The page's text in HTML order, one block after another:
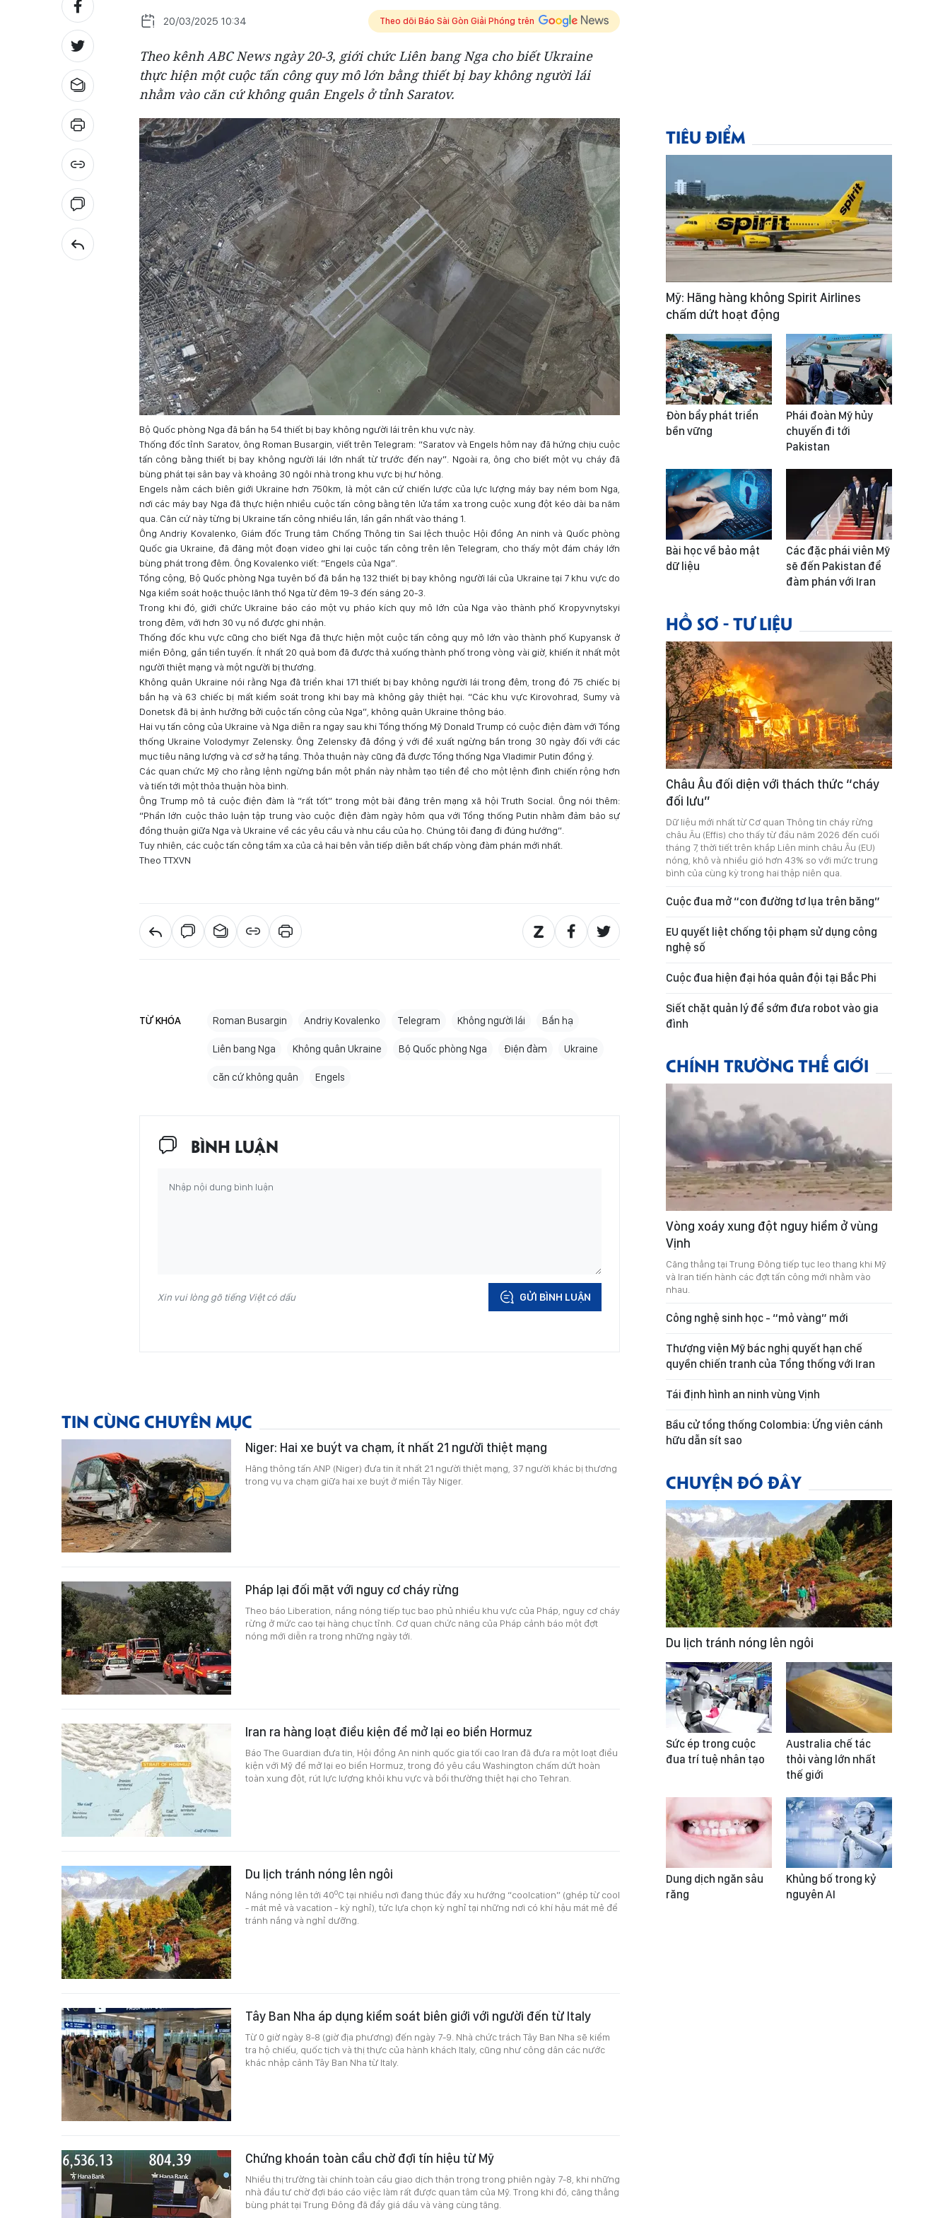
20/03/2025 10:34 Theo dõi Báo Sài Gòn Giải Phóng trên
Theo kênh ABC News ngày 20-3, giới chức Liên bang Nga cho biết Ukraine
thực hiện một cuộc tấn công quy mô lớn bằng thiết bị bay không người lái
nhằm vào căn cứ không quân Engels ở tỉnh Saratov.
Bộ Quốc phòng Nga đã bắn hạ 54 thiết bị bay không người lái trên khu vực này.
Thống đốc tỉnh Saratov, ông Roman Busargin, viết trên Telegram: “Saratov và Engels hôm nay đã hứng chịu cuộc
tấn công bằng thiết bị bay không người lái lớn nhất từ trước đến nay”. Ngoài ra, ông cho biết một vụ cháy đã
bùng phát tại sân bay và khoảng 30 ngôi nhà trong khu vực bị hư hỏng.
Engels nằm cách biên giới Ukraine hơn 750km, là một căn cứ chiến lược của lực lượng máy bay ném bom Nga,
nơi các máy bay Nga đã thực hiện nhiều cuộc tấn công bằng tên lửa tầm xa trong cuộc xung đột kéo dài ba năm
qua. Căn cứ này từng bị Ukraine tấn công nhiều lần, lần gần nhất vào tháng 1.
Ông Andriy Kovalenko, Giám đốc Trung tâm Chống Thông tin Sai lệch thuộc Hội đồng An ninh và Quốc phòng
Quốc gia Ukraine, đã đăng một đoạn video ghi lại cuộc tấn công trên lên Telegram, cho thấy một đám cháy lớn
bùng phát trong đêm. Ông Kovalenko viết: “Engels của Nga”.
Tổng cộng, Bộ Quốc phòng Nga tuyên bố đã bắn hạ 132 thiết bị bay không người lái của Ukraine tại 7 khu vực do
Nga kiểm soát hoặc thuộc lãnh thổ Nga từ đêm 19-3 đến sáng 20-3.
Trong khi đó, giới chức Ukraine báo cáo một vụ pháo kích quy mô lớn của Nga vào thành phố Kropyvnytskyi
trong đêm, với hơn 30 vụ nổ được ghi nhận.
Thống đốc khu vực cũng cho biết Nga đã thực hiện một cuộc tấn công quy mô lớn vào thành phố Kupyansk ở
miền Đông, gần tiền tuyến. Ít nhất 20 quả bom đã được thả xuống thành phố trong vòng vài giờ, khiến ít nhất một
người thiệt mạng và một người bị thương.
Không quân Ukraine nói rằng Nga đã triển khai 171 thiết bị bay không người lái trong đêm, trong đó 75 chiếc bị
bắn hạ và 63 chiếc bị mất kiểm soát trong khi bay mà không gây thiệt hại. “Các khu vực Kirovohrad, Sumy và
Donetsk đã bị ảnh hưởng bởi cuộc tấn công của Nga”, không quân Ukraine thông báo.
Hai vụ tấn công của Ukraine và Nga diễn ra ngay sau khi Tổng thống Mỹ Donald Trump có cuộc điện đàm với Tổng
thống Ukraine Volodymyr Zelensky. Ông Zelensky đã đồng ý với đề xuất ngừng bắn trong 30 ngày đối với các
mục tiêu năng lượng và cơ sở hạ tầng. Thỏa thuận này cũng đã được Tổng thống Nga Vladimir Putin đồng ý.
Các quan chức Mỹ cho rằng lệnh ngừng bắn một phần này nhằm tạo tiền đề cho một lệnh đình chiến rộng hơn
và tiến tới một thỏa thuận hòa bình.
Ông Trump mô tả cuộc điện đàm là “rất tốt” trong một bài đăng trên mạng xã hội Truth Social. Ông nói thêm:
“Phần lớn cuộc thảo luận tập trung vào cuộc điện đàm ngày hôm qua với Tổng thống Putin nhằm đảm bảo sự
đồng thuận giữa Nga và Ukraine về các yêu cầu và nhu cầu của họ. Chúng tôi đang đi đúng hướng”.
Tuy nhiên, các cuộc tấn công tầm xa của cả hai bên vẫn tiếp diễn bất chấp vòng đàm phán mới nhất.
Theo TTXVN
TỪ KHÓA Roman Busargin Andriy Kovalenko Telegram Không người lái Bắn hạ
Liên bang Nga Không quân Ukraine Bộ Quốc phòng Nga Điện đàm Ukraine
căn cứ không quân Engels
BÌNH LUẬN
Xin vui lòng gõ tiếng Việt có dấu GỬI BÌNH LUẬN
TIN CÙNG CHUYÊN MỤC
Niger: Hai xe buýt va chạm, ít nhất 21 người thiệt mạng
Hãng thông tấn ANP (Niger) đưa tin ít nhất 21 người thiệt mạng, 37 người khác bị thương
trong vụ va chạm giữa hai xe buýt ở miền Tây Niger.
Pháp lại đối mặt với nguy cơ cháy rừng
Theo báo Liberation, nắng nóng tiếp tục bao phủ nhiều khu vực của Pháp, nguy cơ cháy
rừng ở mức cao tại hàng chục tỉnh. Cơ quan chức năng của Pháp cảnh báo một đợt
nóng mới diễn ra trong những ngày tới.
Iran ra hàng loạt điều kiện để mở lại eo biển Hormuz
Báo The Guardian đưa tin, Hội đồng An ninh quốc gia tối cao Iran đã đưa ra một loạt điều
kiện với Mỹ để mở lại eo biển Hormuz, trong đó yêu cầu Washington chấm dứt hoàn
toàn xung đột, rút lực lượng khỏi khu vực và bồi thường thiệt hại cho Tehran.
Du lịch tránh nóng lên ngôi
Nắng nóng lên tới 40oC tại nhiều nơi đang thúc đẩy xu hướng “coolcation” (ghép từ cool
- mát mẻ và vacation - kỳ nghỉ), tức lựa chọn kỳ nghỉ tại những nơi có khí hậu mát mẻ để
tránh nắng và nghỉ dưỡng.
Tây Ban Nha áp dụng kiểm soát biên giới với người đến từ Italy
Từ 0 giờ ngày 8-8 (giờ địa phương) đến ngày 7-9. Nhà chức trách Tây Ban Nha sẽ kiểm
tra hộ chiếu, quốc tịch và thị thực của hành khách Italy, cũng như công dân các nước
khác nhập cảnh Tây Ban Nha từ Italy.
Chứng khoán toàn cầu chờ đợi tín hiệu từ Mỹ
Nhiều thị trường tài chính toàn cầu giao dịch thận trọng trong phiên ngày 7-8, khi những
nhà đầu tư chờ đợi báo cáo việc làm rất được quan tâm của Mỹ. Trong khi đó, căng thẳng
bùng phát tại Trung Đông đã đẩy giá dầu và vàng cùng tăng.
TIÊU ĐIỂM
Mỹ: Hãng hàng không Spirit Airlines
chấm dứt hoạt động
Đòn bẩy phát triển
bền vững
Phái đoàn Mỹ hủy
chuyến đi tới
Pakistan
Bài học về bảo mật
dữ liệu
Các đặc phái viên Mỹ
sẽ đến Pakistan để
đàm phán với Iran
HỒ SƠ - TƯ LIỆU
Châu Âu đối diện với thách thức “cháy
đối lưu”
Dữ liệu mới nhất từ Cơ quan Thông tin cháy rừng
châu Âu (Effis) cho thấy từ đầu năm 2026 đến cuối
tháng 7, thời tiết trên khắp Liên minh châu Âu (EU)
nóng, khô và nhiều gió hơn 43% so với mức trung
bình của cùng kỳ trong hai thập niên qua.
Cuộc đua mở “con đường tơ lụa trên băng”
EU quyết liệt chống tội phạm sử dụng công
nghệ số
Cuộc đua hiện đại hóa quân đội tại Bắc Phi
Siết chặt quản lý để sớm đưa robot vào gia
đình
CHÍNH TRƯỜNG THẾ GIỚI
Vòng xoáy xung đột nguy hiểm ở vùng
Vịnh
Căng thẳng tại Trung Đông tiếp tục leo thang khi Mỹ
và Iran tiến hành các đợt tấn công mới nhằm vào
nhau.
Công nghệ sinh học - “mỏ vàng” mới
Thượng viện Mỹ bác nghị quyết hạn chế
quyền chiến tranh của Tổng thống với Iran
Tái định hình an ninh vùng Vịnh
Bầu cử tổng thống Colombia: Ứng viên cánh
hữu dẫn sít sao
CHUYỆN ĐÓ ĐÂY
Du lịch tránh nóng lên ngôi
Sức ép trong cuộc
đua trí tuệ nhân tạo
Australia chế tác
thỏi vàng lớn nhất
thế giới
Dung dịch ngăn sâu
răng
Khủng bố trong kỷ
nguyên AI